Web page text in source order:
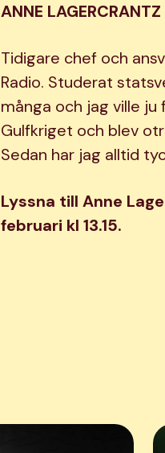
ANNE LAGERCRANTZ
Tidigare chef och
Radio. Studerat
många och jag ville
Gulfkriget och blev
Sedan har jag alltid
Lyssna till Anne
februari kl 13.15.